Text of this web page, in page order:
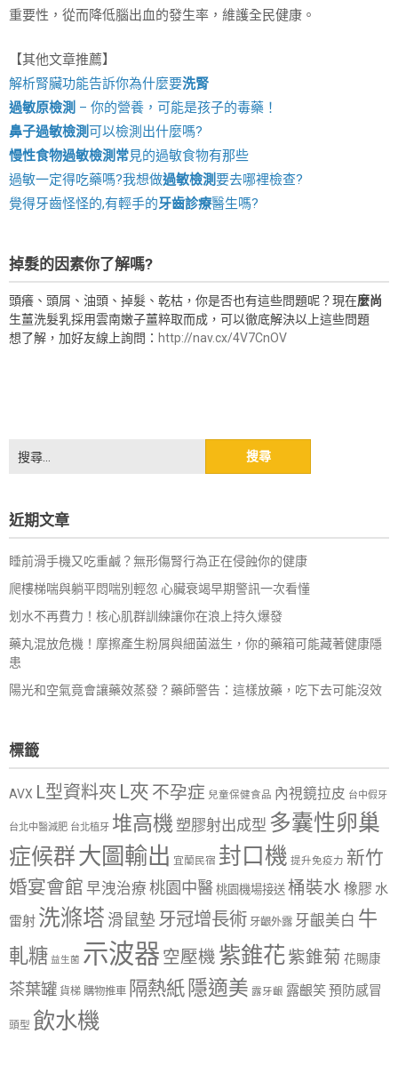
重要性，從而降低腦出血的發生率，維護全民健康。
【其他文章推薦】
解析腎臟功能告訴你為什麼要洗腎
過敏原檢測 – 你的營養，可能是孩子的毒藥！
鼻子過敏檢測可以檢測出什麼嗎?
慢性食物過敏檢測 常見的過敏食物有那些
過敏一定得吃藥嗎?我想做過敏檢測要去哪裡檢查?
覺得牙齒怪怪的,有輕手的牙齒診療醫生嗎?
掉髮的因素你了解嗎?
頭癢、頭屑、油頭、掉髮、乾枯，你是否也有這些問題呢？現在麼尚
生薑洗髮乳採用雲南嫩子薑粹取而成，可以徹底解決以上這些問題
想了解，加好友線上詢問： http://nav.cx/4V7CnOV
尋
字:
近期文章
睡前滑手機又吃重鹹？無形傷腎行為正在侵蝕你的健康
爬樓梯喘與躺平悶喘別輕忽 心臟衰竭早期警訊一次看懂
划水不再費力！核心肌群訓練讓你在浪上持久爆發
藥丸混放危機！摩擦產生粉屑與細菌滋生，你的藥箱可能藏著健康隱
患
陽光和空氣竟會讓藥效蒸發？藥師警告：這樣放藥，吃下去可能沒效
標籤
AVX L型資料夾 L夾 不孕症 兒童保健食品 內視鏡拉皮 台中假牙
台北中醫減肥 台北植牙 堆高機塑膠射出成型 多囊性卵巢
症候群大圖輸出 宜蘭民宿 封口機 提升免疫力 新竹
婚宴會館 早洩治療 桃園中醫 桃園機場接送 桶裝水 橡膠 水
雷射 洗滌塔 滑鼠墊 牙冠增長術 牙齦外露 牙齦美白 牛
軋糖 益生菌 示波器 空壓機 紫錐花紫錐菊 花賜康
茶葉罐 貨梯 購物推車 隔熱紙 隱適美 露牙齦 露齦笑預防感冒
頭型 飲水機